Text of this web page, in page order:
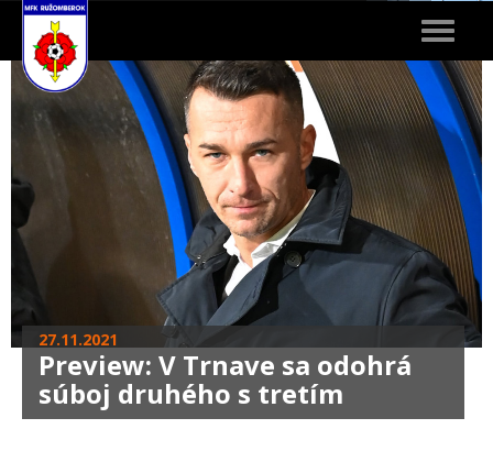
Toggle
27.11.2021
Preview: V Trnave sa odohrá
súboj druhého s tretím